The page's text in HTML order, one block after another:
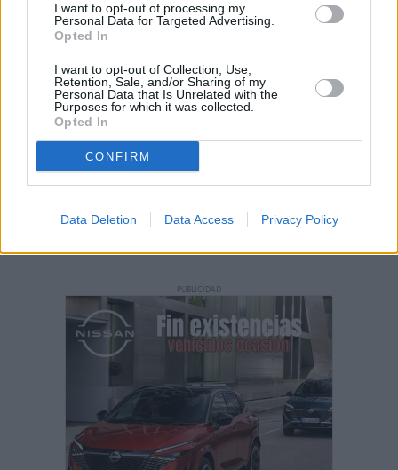
I want to opt-out of processing my
Personal Data for Targeted Advertising.
Opted In
I want to opt-out of Collection, Use,
Retention, Sale, and/or Sharing of my
Personal Data that Is Unrelated with the
Purposes for which it was collected.
Opted In
CONFIRM
Data Deletion Data Access Privacy Policy
Vuelca una hormigonera en Lajares
PUBLICIDAD